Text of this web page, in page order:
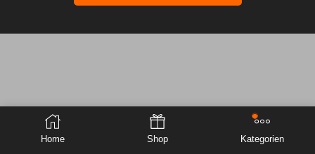
Home Shop Kategorien